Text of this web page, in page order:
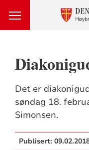
Det er
søndag 18.
Simonsen.
Publisert: